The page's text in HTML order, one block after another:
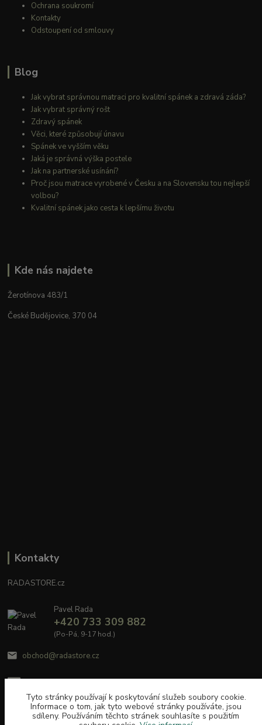
Ochrana soukromí
Kontakty
Odstoupení od smlouvy
Blog
Jak vybrat správnou matraci pro kvalitní spánek a zdravá záda?
Jak vybrat správný rošt
Zdravý spánek
Věci, které způsobují únavu
Spánek ve vyšším věku
Jaká je správná výška postele
Jak na partnerské usínání?
Proč jsou matrace vyrobené v Česku a na Slovensku tou nejlepší
volbou?
Kvalitní spánek jako cesta k lepšímu životu
Kde nás najdete
Žerotínova 483/1
České Budějovice, 370 04
Kontakty
RADASTORE.cz
Pavel Rada
+420 733 309 882
(Po-Pá, 9-17 hod.)
obchod@radastore.cz
Tyto stránky používají k poskytování služeb soubory cookie.
Informace o tom, jak tyto webové stránky používáte, jsou
sdíleny. Používáním těchto stránek souhlasíte s použitím